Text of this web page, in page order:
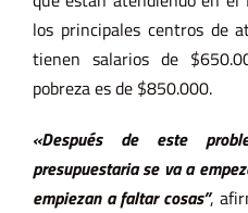
los principales centros de
tienen salarios de
pobreza es de $850.000.
«Después de este
presupuestaria se va a
empiezan a faltar cosas”,